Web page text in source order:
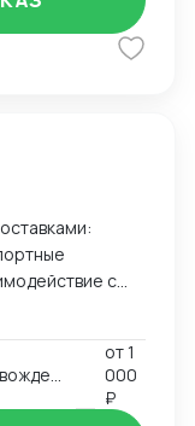
с
на
процесс под
к
Консультация по логистике и сопровождению поставок (к примеру из Европы и Китая)
от1
000
₽